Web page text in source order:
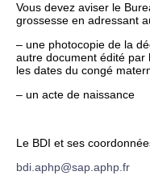
Vous devez aviser le
grossesse en adressant
– une photocopie de la
autre document édité par
les dates du congé
– un acte de naissance
Le BDI et ses
bdi.aphp@sap.aphp.fr